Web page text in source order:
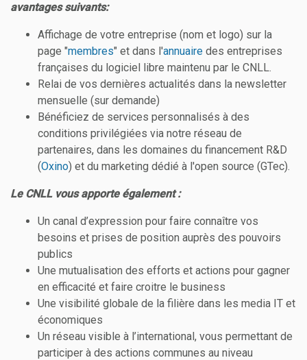
avantages suivants:
Affichage de votre entreprise (nom et logo) sur la
page "membres" et dans l'annuaire des entreprises
françaises du logiciel libre maintenu par le CNLL.
Relai de vos dernières actualités dans la newsletter
mensuelle (sur demande)
Bénéficiez de services personnalisés à des
conditions privilégiées via notre réseau de
partenaires, dans les domaines du financement R&D
(Oxino) et du marketing dédié à l'open source (GTec).
Le CNLL vous apporte également :
Un canal d’expression pour faire connaître vos
besoins et prises de position auprès des pouvoirs
publics
Une mutualisation des efforts et actions pour gagner
en efficacité et faire croitre le business
Une visibilité globale de la filière dans les media IT et
économiques
Un réseau visible à l’international, vous permettant de
participer à des actions communes au niveau